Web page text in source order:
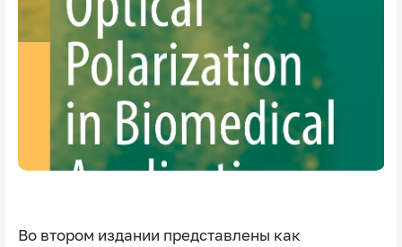
Во втором издании представлены как